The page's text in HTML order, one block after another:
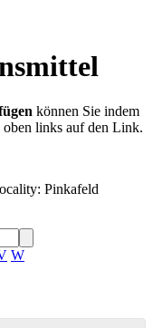
können Sie indem
oben links auf den Link.
Pinkafeld
W